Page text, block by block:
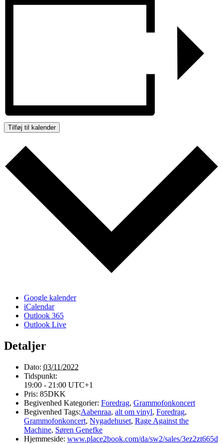
Tilføj til kalender
Google kalender
iCalendar
Outlook 365
Outlook Live
Detaljer
Dato: 03/11/2022
Tidspunkt:
19:00 - 21:00 UTC+1
Pris: 85DKK
Begivenhed Kategorier: Foredrag, Grammofonkoncert
Begivenhed Tags:Aabenraa, alt om vinyl, Foredrag,
Grammofonkoncert, Nygadehuset, Rage Against the
Machine, Søren Genefke
Hjemmeside: www.place2book.com/da/sw2/sales/3ez2zt665d